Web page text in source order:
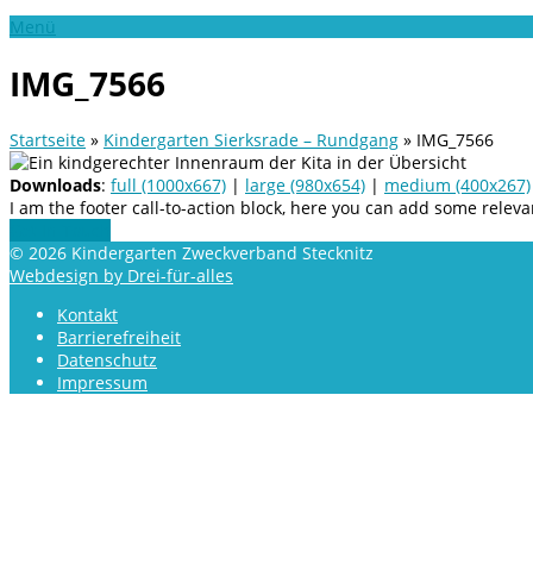
Menü
IMG_7566
Startseite » Kindergarten Sierksrade – Rundgang » IMG_7566
Downloads: full (1000x667) | large (980x654) | medium (400x267)
I am the footer call-to-action block, here you can add some
© 2026 Kindergarten Zweckverband Stecknitz
Webdesign by Drei-für-alles
Kontakt
Barrierefreiheit
Datenschutz
Impressum